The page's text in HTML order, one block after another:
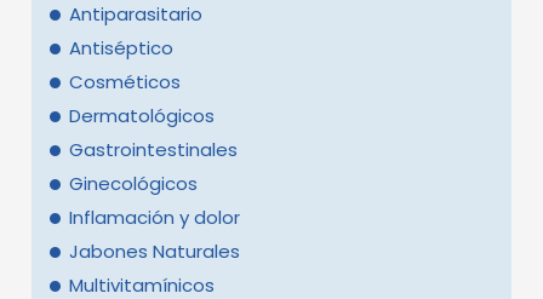
Antiparasitario
Antiséptico
Cosméticos
Dermatológicos
Gastrointestinales
Ginecológicos
Inflamación y dolor
Jabones Naturales
Multivitamínicos